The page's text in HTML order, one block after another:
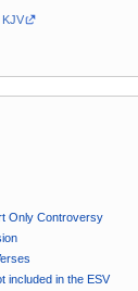
KJV
Only Controversy
included in the ESV